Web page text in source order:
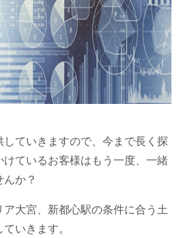
ていきますので、今まで長く探
けているお客様はもう一度、一緒
か？
大宮、新都心駅の条件に合う土
いきます。